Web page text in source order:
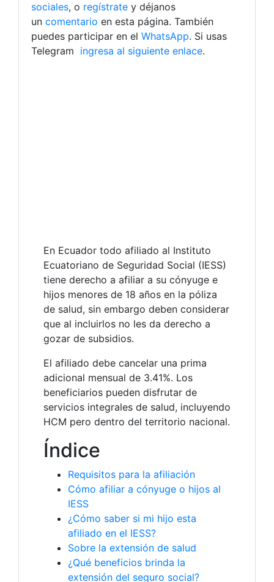
sociales, o regístrate y déjanos
un comentario en esta página. También
puedes participar en el WhatsApp. Si usas
Telegram ingresa al siguiente enlace.
En Ecuador todo afiliado al Instituto
Ecuatoriano de Seguridad Social (IESS)
tiene derecho a afiliar a su cónyuge e
hijos menores de 18 años en la póliza
de salud, sin embargo deben considerar
que al incluirlos no les da derecho a
gozar de subsidios.
El afiliado debe cancelar una prima
adicional mensual de 3.41%. Los
beneficiarios pueden disfrutar de
servicios integrales de salud, incluyendo
HCM pero dentro del territorio nacional.
Índice
Requisitos para la afiliación
Cómo afiliar a cónyuge o hijos al
IESS
¿Cómo saber si mi hijo esta
afiliado en el IESS?
Sobre la extensión de salud
¿Qué beneficios brinda la
extensión del seguro social?